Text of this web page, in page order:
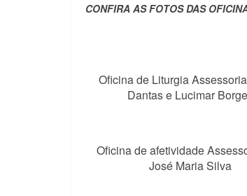
CONFIRA AS FOTOS DAS
Oficina de Liturgia
Dantas e Lucimar
Oficina de afetividade
José Maria Silva